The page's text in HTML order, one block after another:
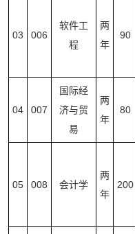
03 006
软件工
程
两
年
90
04 007
国际经
济与贸
易
两
年
80
05 008 会计学
两
年
200